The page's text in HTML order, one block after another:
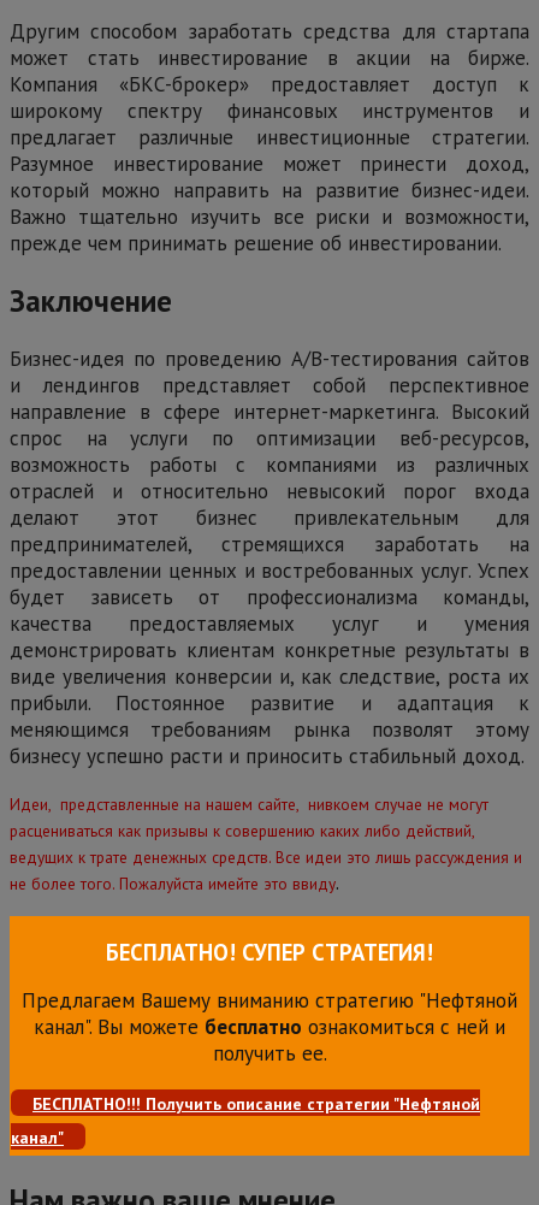
Другим способом заработать средства для стартапа
может стать инвестирование в акции на бирже.
Компания «БКС-брокер» предоставляет доступ к
широкому спектру финансовых инструментов и
предлагает различные инвестиционные стратегии.
Разумное инвестирование может принести доход,
который можно направить на развитие бизнес-идеи.
Важно тщательно изучить все риски и возможности,
прежде чем принимать решение об инвестировании.
Заключение
Бизнес-идея по проведению А/В-тестирования сайтов
и лендингов представляет собой перспективное
направление в сфере интернет-маркетинга. Высокий
спрос на услуги по оптимизации веб-ресурсов,
возможность работы с компаниями из различных
отраслей и относительно невысокий порог входа
делают этот бизнес привлекательным для
предпринимателей, стремящихся заработать на
предоставлении ценных и востребованных услуг. Успех
будет зависеть от профессионализма команды,
качества предоставляемых услуг и умения
демонстрировать клиентам конкретные результаты в
виде увеличения конверсии и, как следствие, роста их
прибыли. Постоянное развитие и адаптация к
меняющимся требованиям рынка позволят этому
бизнесу успешно расти и приносить стабильный доход.
Идеи, представленные на нашем сайте, нивкоем случае не могут
расцениваться как призывы к совершению каких либо действий,
ведущих к трате денежных средств. Все идеи это лишь рассуждения и
не более того. Пожалуйста имейте это ввиду.
БЕСПЛАТНО! СУПЕР СТРАТЕГИЯ!
Предлагаем Вашему вниманию стратегию "Нефтяной
канал". Вы можете бесплатно ознакомиться с ней и
получить ее.
БЕСПЛАТНО!!! Получить описание стратегии "Нефтяной
канал"